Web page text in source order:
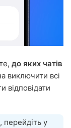
до яких чатів
виключити всі
відповідати
перейдіть у